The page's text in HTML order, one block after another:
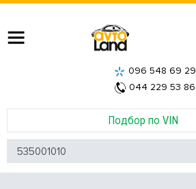
Подбор по VIN
096 548 69 29
044 229 53 86